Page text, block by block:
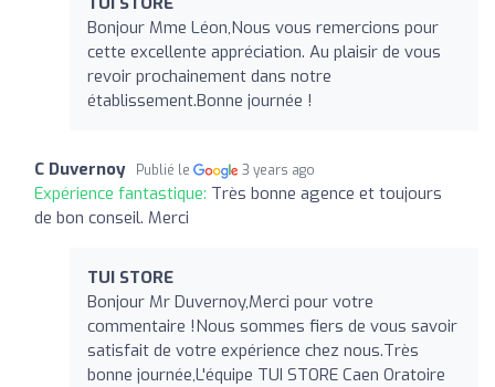
Bonjour Mme Léon,Nous vous remercions pour
cette excellente appréciation. Au plaisir de vous
revoir prochainement dans notre
établissement.Bonne journée !
C Duvernoy Publié le 3 years ago
Expérience fantastique: Très bonne agence et toujours
de bon conseil. Merci
TUI STORE
Bonjour Mr Duvernoy,Merci pour votre
commentaire !Nous sommes fiers de vous savoir
satisfait de votre expérience chez nous.Très
bonne journée,L'équipe TUI STORE Caen Oratoire